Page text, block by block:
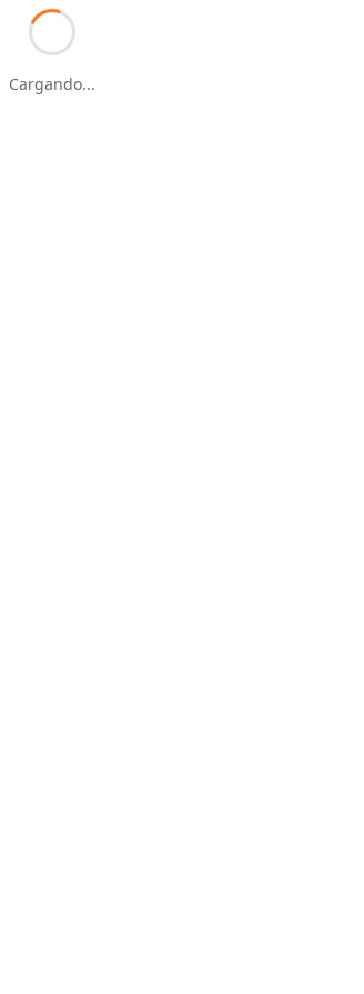
Cargando...